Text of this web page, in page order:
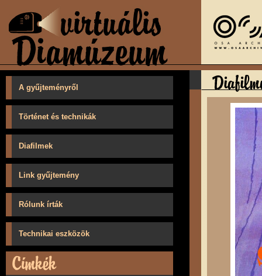
A gyűjteményről
Történet és technikák
Diafilmek
Link gyűjtemény
Rólunk írták
Technikai eszközök